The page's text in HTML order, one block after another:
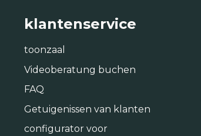
klantenservice
toonzaal
Videoberatung buchen
FAQ
Getuigenissen van klanten
configurator voor